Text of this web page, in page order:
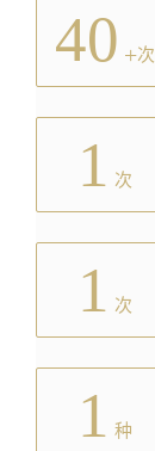
40 +次
1 次
1 次
1 种